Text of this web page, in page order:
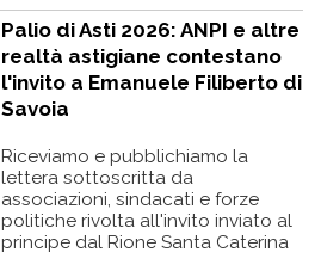
Palio di Asti 2026: ANPI e altre
realtà astigiane contestano
l'invito a Emanuele Filiberto di
Savoia
Riceviamo e pubblichiamo la
lettera sottoscritta da
associazioni, sindacati e forze
politiche rivolta all'invito inviato al
principe dal Rione Santa Caterina